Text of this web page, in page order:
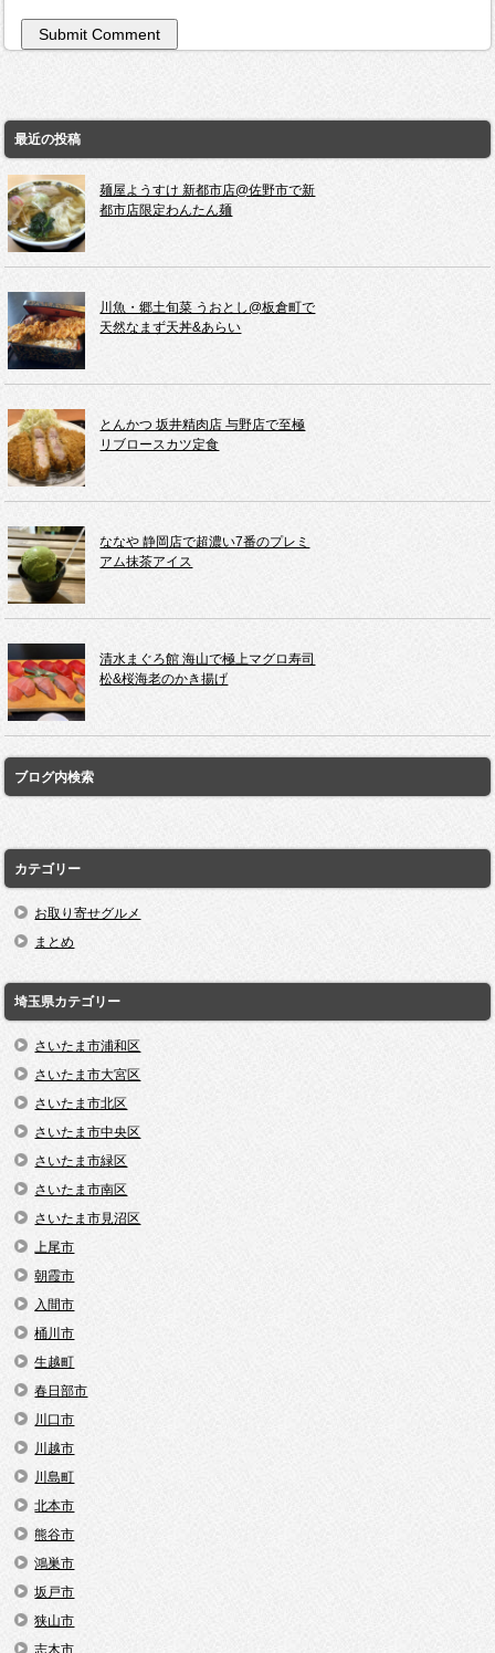
最近の投稿
麺屋ようすけ 新都市店@佐野市で新
都市店限定わんたん麺
川魚・郷土旬菜 うおとし@板倉町で
天然なまず天丼&あらい
とんかつ 坂井精肉店 与野店で至極
リブロースカツ定食
ななや 静岡店で超濃い7番のプレミ
アム抹茶アイス
清水まぐろ館 海山で極上マグロ寿司
松&桜海老のかき揚げ
ブログ内検索
カテゴリー
お取り寄せグルメ
まとめ
埼玉県カテゴリー
さいたま市浦和区
さいたま市大宮区
さいたま市北区
さいたま市中央区
さいたま市緑区
さいたま市南区
さいたま市見沼区
上尾市
朝霞市
入間市
桶川市
生越町
春日部市
川口市
川越市
川島町
北本市
熊谷市
鴻巣市
坂戸市
狭山市
志木市